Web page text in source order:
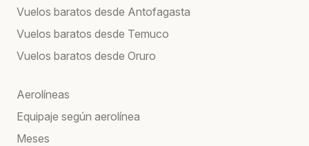
Vuelos baratos desde Antofagasta
Vuelos baratos desde Temuco
Vuelos baratos desde Oruro
Aerolíneas
Equipaje según aerolínea
Meses